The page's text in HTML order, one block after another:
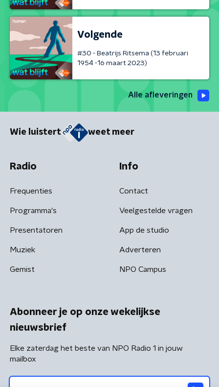
Volgende
#30 - Beatrijs Ritsema (13 februari
1954 -16 maart 2023)
Alle afleveringen
Wie luistert weet meer
Radio
Frequenties
Programma's
Presentatoren
Muziek
Gemist
Info
Contact
Veelgestelde vragen
App de studio
Adverteren
NPO Campus
Abonneer je op onze wekelijkse
nieuwsbrief
Elke zaterdag het beste van NPO Radio 1 in jouw
mailbox